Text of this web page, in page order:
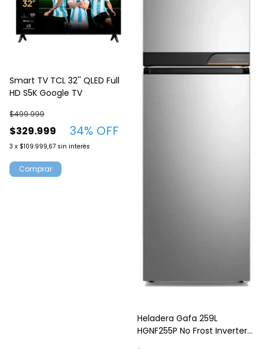
Smart TV TCL 32'' QLED Full
HD S5K Google TV
$329.999
$499.999
34% OFF
3 x $109.999,67 sin interés
Heladera Gafa 259L
HGNF255P No Frost Inverter